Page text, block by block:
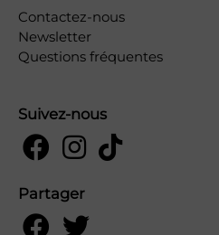
Contactez-nous
Newsletter
Questions fréquentes
Suivez-nous
Partager